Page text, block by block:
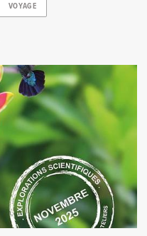
VOYAGE